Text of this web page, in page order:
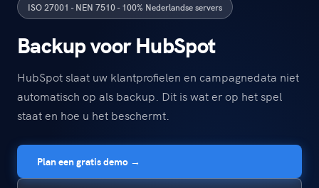
ISO 27001 - NEN 7510 - 100% Nederlandse servers
Backup voor HubSpot
HubSpot slaat uw klantprofielen en campagnedata niet
automatisch op als backup. Dit is wat er op het spel
staat en hoe u het beschermt.
Plan een gratis demo →